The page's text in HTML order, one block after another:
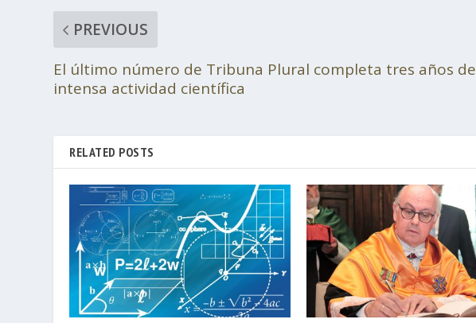
PREVIOUS
El último número de Tribuna Plural completa tres años de
intensa actividad científica
RELATED POSTS